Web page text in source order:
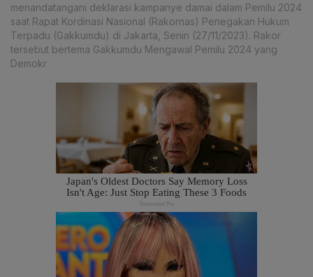
menandatangani deklarasi kampanye damai dalam Pemilu 2024
saat Rapat Kordinasi Nasional (Rakornas) Penegakan Hukum
Terpadu (Gakkumdu) di Jakarta, Senin (27/11/2023). Rakor
tersebut bertema Gakkumdu Mengawal Pemilu 2024 yang
Demokr